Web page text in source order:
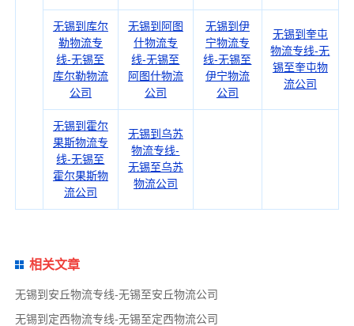
无锡到库尔
勒物流专
线-无锡至
库尔勒物流
公司
无锡到阿图
什物流专
线-无锡至
阿图什物流
公司
无锡到伊
宁物流专
线-无锡至
伊宁物流
公司
无锡到奎屯
物流专线-无
锡至奎屯物
流公司
无锡到霍尔
果斯物流专
线-无锡至
霍尔果斯物
流公司
无锡到乌苏
物流专线-
无锡至乌苏
物流公司
相关文章
无锡到安丘物流专线-无锡至安丘物流公司
无锡到定西物流专线-无锡至定西物流公司